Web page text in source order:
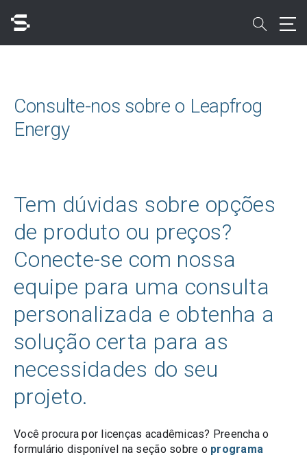
main
search
Consulte-nos sobre o Leapfrog
Energy
Tem dúvidas sobre opções
de produto ou preços?
Conecte-se com nossa
equipe para uma consulta
personalizada e obtenha a
solução certa para as
necessidades do seu
projeto.
Você procura por licenças acadêmicas? Preencha o
formulário disponível na seção sobre o programa